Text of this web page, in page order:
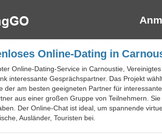
Online-Dating in
Online-Dating-Service in Carnoustie,
interessante Gesprächspartner. Das Projekt
der am besten geeigneten Partner für
aus einer großen Gruppe von Teilnehmern.
Der Online-Chat ist ideal, um spannende
Ausländer, Touristen bei.